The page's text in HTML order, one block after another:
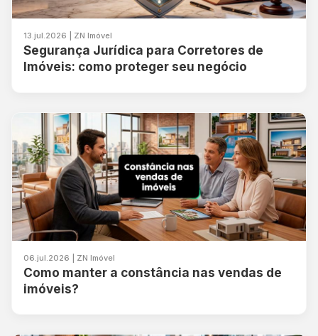
13.jul.2026 | ZN Imóvel
Segurança Jurídica para Corretores de
Imóveis: como proteger seu negócio
06.jul.2026 | ZN Imóvel
Como manter a constância nas vendas de
imóveis?